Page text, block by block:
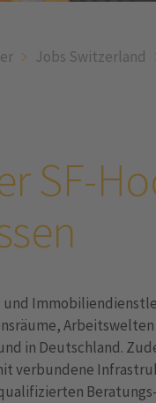
Jobs Switzerland
SF-
und
in Deutschland.
verbundene